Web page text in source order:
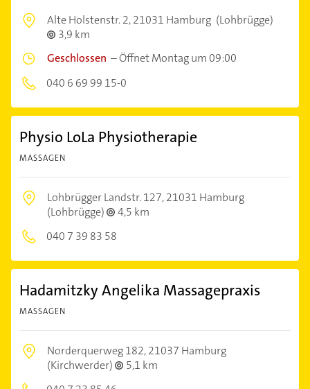
Alte Holstenstr. 2,21031 Hamburg (Lohbrügge)
3,9 km
Geschlossen –Öffnet Montag um 09:00
040 6 69 99 15-0
Physio LoLa Physiotherapie
MASSAGEN
Lohbrügger Landstr. 127,21031 Hamburg
(Lohbrügge)
4,5 km
040 7 39 83 58
Hadamitzky Angelika Massagepraxis
MASSAGEN
Norderquerweg 182,21037 Hamburg
(Kirchwerder)
5,1 km